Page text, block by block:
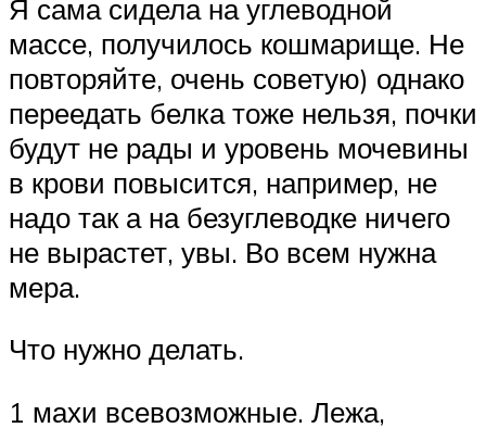
Я сама сидела на углеводной
массе, получилось кошмарище. Не
повторяйте, очень советую) однако
переедать белка тоже нельзя, почки
будут не рады и уровень мочевины
в крови повысится, например, не
надо так а на безуглеводке ничего
не вырастет, увы. Во всем нужна
мера.
Что нужно делать.
1 махи всевозможные. Лежа,